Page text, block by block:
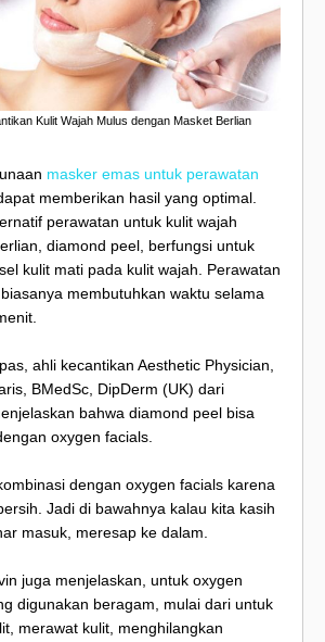
Kulit Wajah Mulus dengan Masket Berlian
masker emas untuk perawatan
memberikan hasil yang optimal.
perawatan untuk kulit wajah
diamond peel, berfungsi untuk
kulit mati pada kulit wajah. Perawatan
membutuhkan waktu selama
ahli kecantikan Aesthetic Physician,
BMedSc, DipDerm (UK) dari
bahwa diamond peel bisa
oxygen facials.
dengan oxygen facials karena
Jadi di bawahnya kalau kita kasih
masuk, meresap ke dalam.
juga menjelaskan, untuk oxygen
digunakan beragam, mulai dari untuk
merawat kulit, menghilangkan